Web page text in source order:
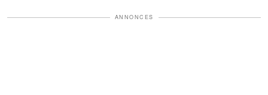
ANNONCES